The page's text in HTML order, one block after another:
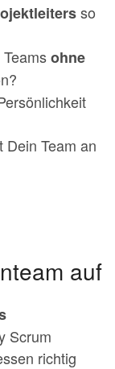
so
ohne
Dein Team an
auf
Scrum
richtig